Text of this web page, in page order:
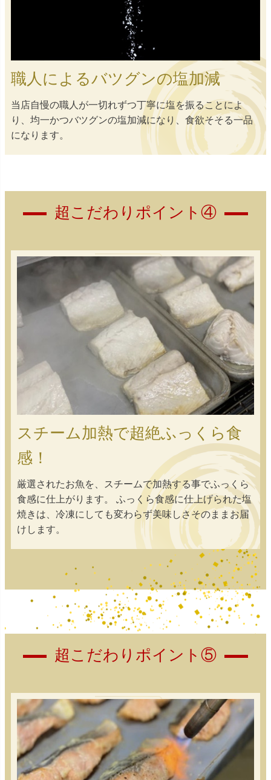
職人によるバツグンの塩加減
当店自慢の職人が一切れずつ丁寧に塩を振ることによ
り、均一かつバツグンの塩加減になり、食欲そそる一品
になります。
超こだわりポイント④
スチーム加熱で超絶ふっくら食
感！
厳選されたお魚を、スチームで加熱する事でふっくら
食感に仕上がります。 ふっくら食感に仕上げられた塩
焼きは、冷凍にしても変わらず美味しさそのままお届
けします。
超こだわりポイント⑤